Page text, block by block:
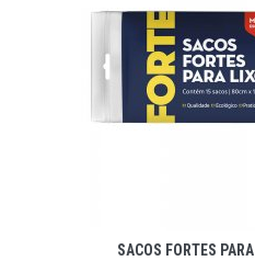
SACOS FORTES